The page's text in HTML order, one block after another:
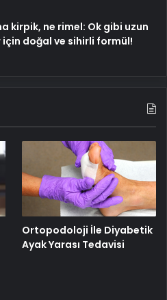
kirpik, ne rimel: Ok gibi uzun
doğal ve sihirli formül!
Ortopodoloji İle Diyabetik
Ayak Yarası Tedavisi